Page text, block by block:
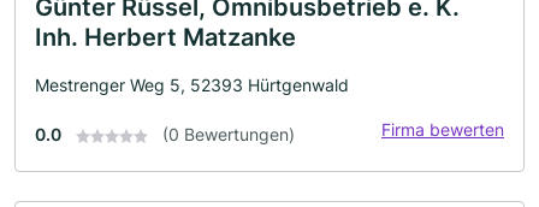
Günter Rüssel, Omnibusbetrieb e. K.
Inh. Herbert Matzanke
Mestrenger Weg 5, 52393 Hürtgenwald
0.0 (0 Bewertungen) Firma bewerten